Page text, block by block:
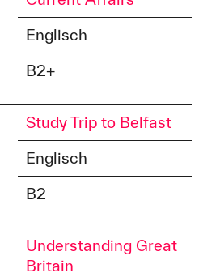
Englisch
B2+
Study Trip to Belfast
Englisch
B2
Understanding Great
Britain